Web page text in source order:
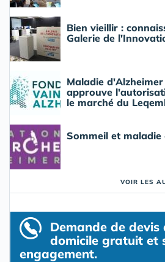
Bien vieillir :
Galerie de
Maladie
approuve
le marché du
Sommeil et maladie
VOIR LES
Demande de devis
domicile gratuit et
engagement.